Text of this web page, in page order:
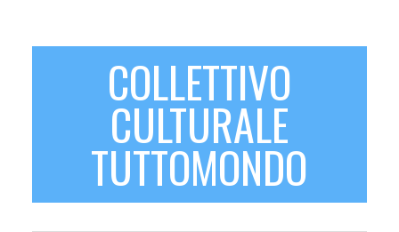
COLLETTIVO
CULTURALE
TUTTOMONDO